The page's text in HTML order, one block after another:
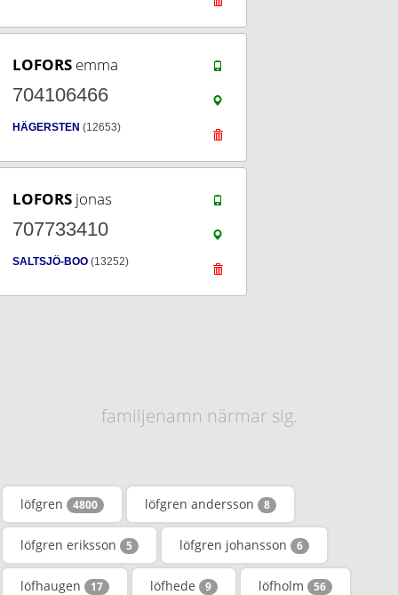
LOFORS emma
704106466
HÄGERSTEN (12653)
LOFORS jonas
707733410
SALTSJÖ-BOO (13252)
familjenamn närmar sig.
löfgren 4800 löfgren andersson 8
löfgren eriksson 5 löfgren johansson 6
löfhaugen 17 löfhede 9 löfholm 56